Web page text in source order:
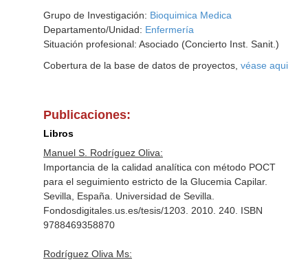
Grupo de Investigación: Bioquimica Medica
Departamento/Unidad: Enfermería
Situación profesional: Asociado (Concierto Inst. Sanit.)
Cobertura de la base de datos de proyectos, véase aqui
Publicaciones:
Libros
Manuel S. Rodríguez Oliva:
Importancia de la calidad analítica con método POCT
para el seguimiento estricto de la Glucemia Capilar.
Sevilla, España. Universidad de Sevilla.
Fondosdigitales.us.es/tesis/1203. 2010. 240. ISBN
9788469358870
Rodríguez Oliva Ms: